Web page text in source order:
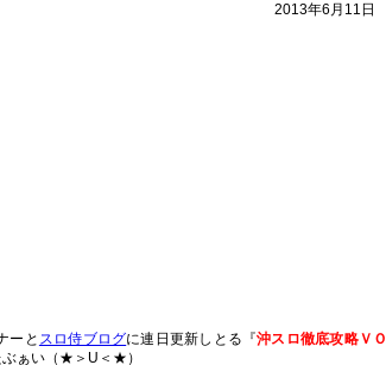
2013年6月11日
ーと スロ侍ブログに連日更新しとる『沖スロ徹底攻略ＶＯ
ぶぁい（★＞U＜★）